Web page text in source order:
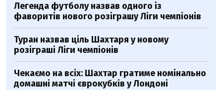
Легенда футболу назвав одного із
фаворитів нового розіграшу Ліги чемпіонів
Туран назвав ціль Шахтаря у новому
розіграші Ліги чемпіонів
Чекаємо на всіх: Шахтар гратиме номінально
домашні матчі єврокубків у Лондоні